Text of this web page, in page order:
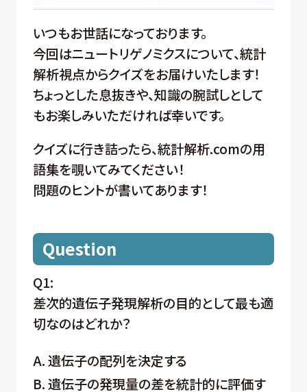
いつもお世話になっております。
今回はニュートリゲノミクスについて、統計
解析視点からクイズをお届けいたします！
ちょっとした息抜きや、知識の腕試しとして
もお楽しみいただければ幸いです。
クイズに行き詰ったら、統計解析.comの用
語集を覗いてみてください！
問題のヒントが書いてあります！
Question
Q1:
差次的遺伝子発現解析の目的として最も適
切なのはどれか？
A. 遺伝子の配列を決定する
B. 遺伝子の発現量の差を統計的に評価す